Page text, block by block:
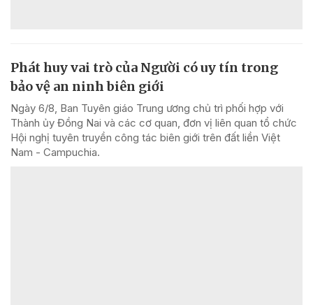
Phát huy vai trò của Người có uy tín trong
bảo vệ an ninh biên giới
Ngày 6/8, Ban Tuyên giáo Trung ương chủ trì phối hợp với
Thành ủy Đồng Nai và các cơ quan, đơn vị liên quan tổ chức
Hội nghị tuyên truyền công tác biên giới trên đất liền Việt
Nam - Campuchia.